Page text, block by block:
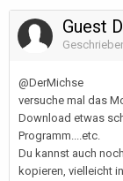
Guest
@DerMichse
versuche mal das
Download etwas
Programm....etc.
Du kannst auch
kopieren, vielleicht